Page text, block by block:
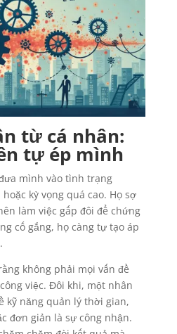
từ cá nhân:
tự ép mình
mình vào tình trạng
kỳ vọng quá cao. Họ sợ
làm việc gấp đôi để chứng
cố gắng, họ càng tự tạo áp
không phải mọi vấn đề
việc. Đôi khi, một nhân
kỹ năng quản lý thời gian,
đơn giản là sự công nhận.